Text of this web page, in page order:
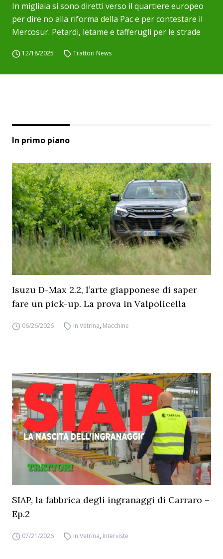
In migliaia si sono diretti verso il quartiere europeo
per dire no alla riforma della Pac e per contestare il
Mercosur. Petardi, letame e tafferugli per le strade
12/18/2025 Trattori News
In primo piano
Isuzu D-Max 2.2, l’arte giapponese di saper
fare un pick-up. La prova in Valpolicella
06/26/2026 In Vetrina, Macchine
SIAP, la fabbrica degli ingranaggi di Carraro –
Ep.2
07/21/2026 In Vetrina, Interviste